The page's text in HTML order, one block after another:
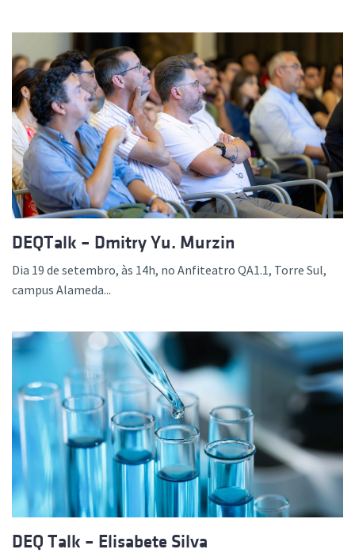
DEQTalk – Dmitry Yu. Murzin
Dia 19 de setembro, às 14h, no Anfiteatro QA1.1, Torre Sul,
campus Alameda...
DEQ Talk – Elisabete Silva